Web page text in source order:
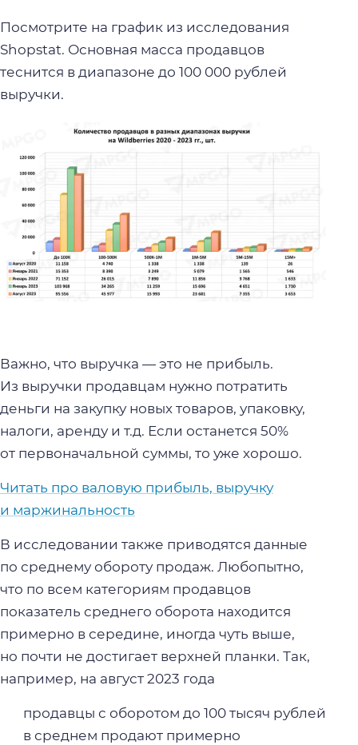
Посмотрите на график из исследования
Shopstat. Основная масса продавцов
теснится в диапазоне до 100 000 рублей
выручки.
Важно, что выручка — это не прибыль.
Из выручки продавцам нужно потратить
деньги на закупку новых товаров, упаковку,
налоги, аренду и т.д. Если останется 50%
от первоначальной суммы, то уже хорошо.
Читать про валовую прибыль, выручку
и маржинальность
В исследовании также приводятся данные
по среднему обороту продаж. Любопытно,
что по всем категориям продавцов
показатель среднего оборота находится
примерно в середине, иногда чуть выше,
но почти не достигает верхней планки. Так,
например, на август 2023 года
продавцы с оборотом до 100 тысяч рублей
в среднем продают примерно